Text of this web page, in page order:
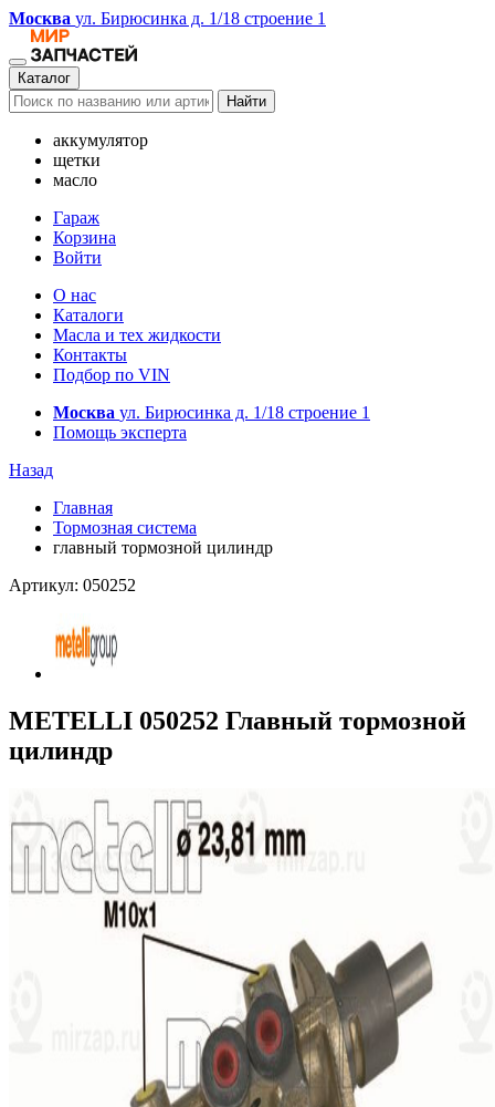
Москва ул. Бирюсинка д. 1/18 строение 1
Каталог
Найти
аккумулятор
щетки
масло
Гараж
Корзина
Войти
О нас
Каталоги
Масла и тех жидкости
Контакты
Подбор по VIN
Москва ул. Бирюсинка д. 1/18 строение 1
Помощь эксперта
Назад
Главная
Тормозная система
главный тормозной цилиндр
Артикул: 050252
METELLI 050252 Главный тормозной
цилиндр